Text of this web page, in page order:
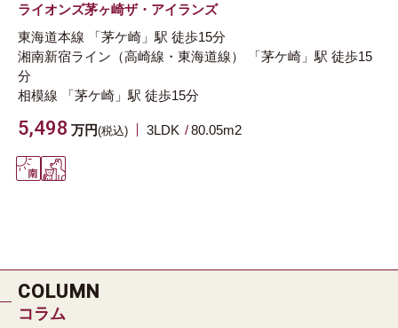
ライオンズ茅ヶ崎ザ・アイランズ
東海道本線
「茅ケ崎」駅 徒歩15分
湘南新宿ライン（高崎線・東海道線）
「茅ケ崎」駅 徒歩15
分
相模線
「茅ケ崎」駅 徒歩15分
5,498 万円(税込) 3LDK 80.05m2
COLUMN
コラム